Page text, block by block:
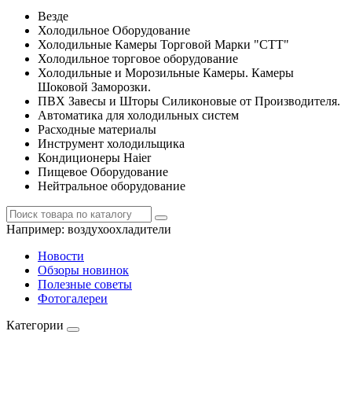
Везде
Холодильное Оборудование
Холодильные Камеры Торговой Марки "СТТ"
Холодильное торговое оборудование
Холодильные и Морозильные Камеры. Камеры
Шоковой Заморозки.
ПВХ Завесы и Шторы Силиконовые от Производителя.
Автоматика для холодильных систем
Расходные материалы
Инструмент холодильщика
Кондиционеры Haier
Пищевое Оборудование
Нейтральное оборудование
Например: воздухоохладители
Новости
Обзоры новинок
Полезные советы
Фотогалереи
Категории